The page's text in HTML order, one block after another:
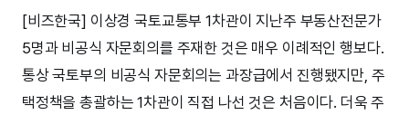
[비즈한국] 이상경 국토교통부 1차관이 지난주 부동산전문가
5명과 비공식 자문회의를 주재한 것은 매우 이례적인 행보다.
통상 국토부의 비공식 자문회의는 과장급에서 진행됐지만, 주
택정책을 총괄하는 1차관이 직접 나선 것은 처음이다. 더욱 주